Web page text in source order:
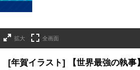
拡大 全画面
[年賀イラスト] 【世界最強の執事